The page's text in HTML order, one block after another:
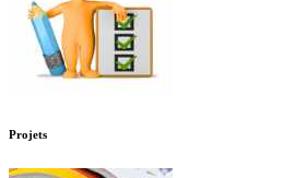
Projets